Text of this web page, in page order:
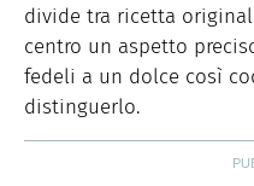
divide tra ricetta
centro un aspetto
fedeli a un dolce così
distinguerlo.